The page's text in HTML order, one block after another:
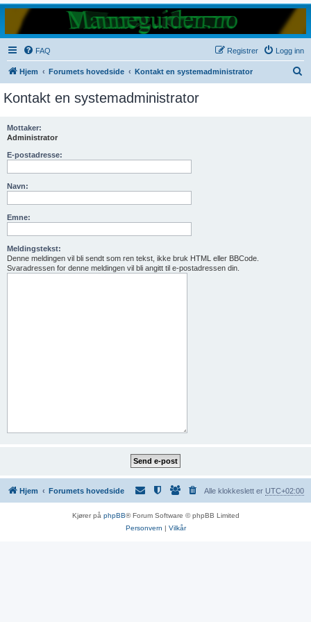
FAQ Logg inn
Registrer
Hjem Forumets hovedside Kontakt en systemadministrator
Kontakt en systemadministrator
Mottaker:
Administrator
E-postadresse:
Navn:
Emne:
Meldingstekst:
Denne meldingen vil bli sendt som ren tekst, ikke bruk HTML eller BBCode.
Svaradressen for denne meldingen vil bli angitt til e-postadressen din.
Hjem Forumets hovedside Alle klokkeslett er UTC+02:00
Kjører på phpBB® Forum Software © phpBB Limited
Personvern | Vilkår